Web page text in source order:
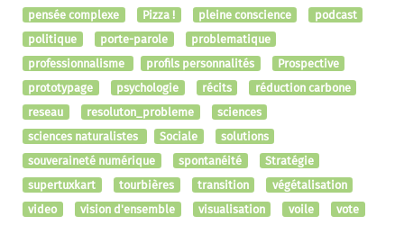
pensée complexe
Pizza ! pleine conscience
podcast
politique
porte-parole
problematique
professionnalisme
profils personnalités
Prospective
prototypage
psychologie récits
réduction carbone
reseau
resoluton_probleme
sciences
sciences naturalistes
Sociale
solutions
souveraineté numérique
spontanéité
Stratégie
supertuxkart
tourbières transition
végétalisation
video
vision d'ensemble visualisation voile
vote